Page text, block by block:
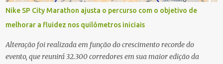
na Avenida Beira-Mar Norte, em Florianópolis, na altura do
Trapiche, começam às 5h10. Entre as maiores maratonas
brasileiras deste ano, a Maratona Internacional de Floripa Fibra
2025 reúne um total de 19.230 atletas. Além da meia marat...
Nike SP City Marathon ajusta o percurso com o objetivo de
melhorar a fluidez nos quilômetros iniciais
Alteração foi realizada em função do crescimento recorde do
evento, que reunirá 32.300 corredores em sua maior edição da